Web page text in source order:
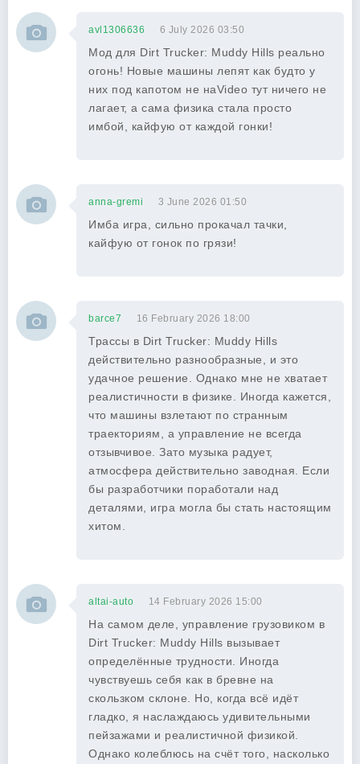
avl1306636 6 July 2026 03:50
Мод для Dirt Trucker: Muddy Hills реально
огонь! Новые машины лепят как будто у
них под капотом не наVideo тут ничего не
лагает, а сама физика стала просто
имбой, кайфую от каждой гонки!
anna-gremi 3 June 2026 01:50
Имба игра, сильно прокачал тачки,
кайфую от гонок по грязи!
barce7 16 February 2026 18:00
Трассы в Dirt Trucker: Muddy Hills
действительно разнообразные, и это
удачное решение. Однако мне не хватает
реалистичности в физике. Иногда кажется,
что машины взлетают по странным
траекториям, а управление не всегда
отзывчивое. Зато музыка радует,
атмосфера действительно заводная. Если
бы разработчики поработали над
деталями, игра могла бы стать настоящим
хитом.
altai-auto 14 February 2026 15:00
На самом деле, управление грузовиком в
Dirt Trucker: Muddy Hills вызывает
определённые трудности. Иногда
чувствуешь себя как в бревне на
скользком склоне. Но, когда всё идёт
гладко, я наслаждаюсь удивительными
пейзажами и реалистичной физикой.
Однако колеблюсь на счёт того, насколько